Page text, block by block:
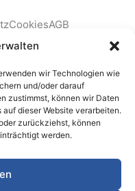
wir Technologien wie
und/oder darauf
zustimmst, können wir Daten
dieser Website verarbeiten.
zurückziehst, können
werden.
CookiesAGB
Einkauf & Beschaffung